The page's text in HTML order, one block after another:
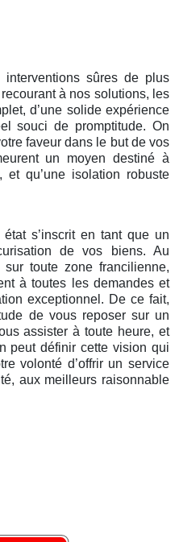
interventions sûres de plus
à nos solutions, les
d’une solide expérience
souci de promptitude. On
faveur dans le but de vos
un moyen destiné à
qu’une isolation robuste
s’inscrit en tant que un
de vos biens. Au
toute zone francilienne,
à toutes les demandes et
exceptionnel. De ce fait,
de vous reposer sur un
assister à toute heure, et
peut définir cette vision qui
volonté d’offrir un service
aux meilleurs raisonnable